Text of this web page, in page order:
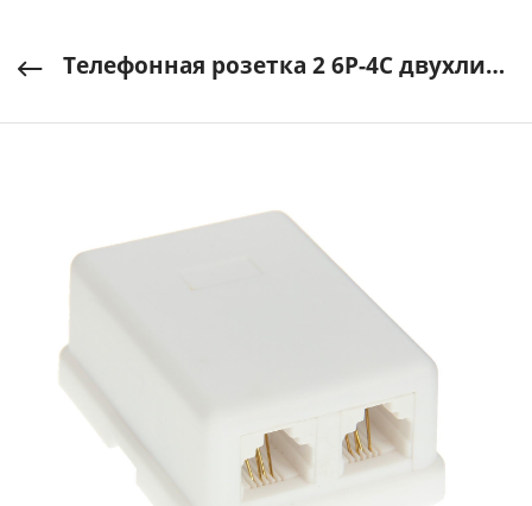
Телефонная розетка 2 6Р-4С двухлинейная (FD-6024) REXANT арт. 03-0002